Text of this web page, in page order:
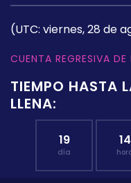
(UTC: viernes, 28 de
CUENTA REGRESIVA DE
TIEMPO HASTA
LLENA:
19
día
14